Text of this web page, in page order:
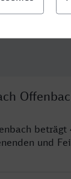
beträgt
und